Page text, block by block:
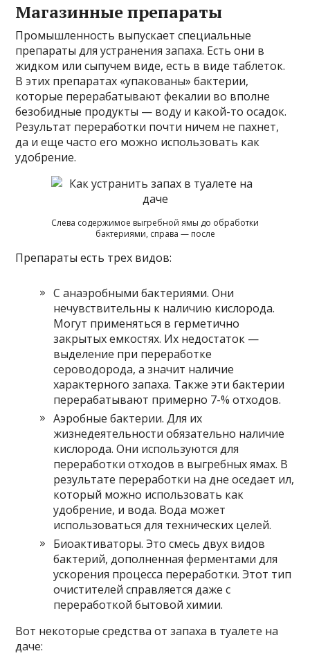
Магазинные препараты
Промышленность выпускает специальные
препараты для устранения запаха. Есть они в
жидком или сыпучем виде, есть в виде таблеток.
В этих препаратах «упакованы» бактерии,
которые перерабатывают фекалии во вполне
безобидные продукты — воду и какой-то осадок.
Результат переработки почти ничем не пахнет,
да и еще часто его можно использовать как
удобрение.
Слева содержимое выгребной ямы до обработки
бактериями, справа — после
Препараты есть трех видов:
С анаэробными бактериями. Они
нечувствительны к наличию кислорода.
Могут применяться в герметично
закрытых емкостях. Их недостаток —
выделение при переработке
сероводорода, а значит наличие
характерного запаха. Также эти бактерии
перерабатывают примерно 7-% отходов.
Аэробные бактерии. Для их
жизнедеятельности обязательно наличие
кислорода. Они используются для
переработки отходов в выгребных ямах. В
результате переработки на дне оседает ил,
который можно использовать как
удобрение, и вода. Вода может
использоваться для технических целей.
Биоактиваторы. Это смесь двух видов
бактерий, дополненная ферментами для
ускорения процесса переработки. Этот тип
очистителей справляется даже с
переработкой бытовой химии.
Вот некоторые средства от запаха в туалете на
даче: